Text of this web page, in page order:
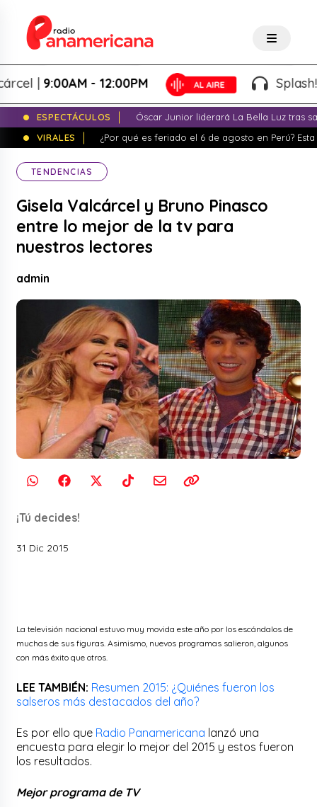
|9:00AM - 12:00PM Splash! -
ESPECTÁCULOS
Óscar Junior liderará La Bella Luz tras
VIRALES
¿Por qué es feriado el 6 de agosto en Perú?
TENDENCIAS
Gisela Valcárcel y Bruno Pinasco
entre lo mejor de la tv para
nuestros lectores
admin
¡Tú decides!
31 Dic 2015
La televisión nacional estuvo muy movida este año por los escándalos de
muchas de sus figuras. Asimismo, nuevos programas salieron, algunos
con más éxito que otros.
LEE TAMBIÉN: Resumen 2015: ¿Quiénes fueron los
salseros más destacados del año?
Es por ello que Radio Panamericana lanzó una
encuesta para elegir lo mejor del 2015 y estos fueron
los resultados.
Mejor programa de TV